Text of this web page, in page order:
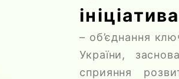
– об’єднання
України,
сприяння